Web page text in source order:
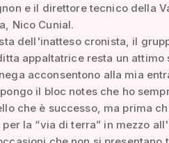
e il direttore tecnico della
Nico Cunial.
dell'inatteso cronista, il
appaltatrice resta un attimo
acconsentono alla mia
il bloc notes che ho
che è successo, ma prima
per la “via di terra” in mezzo